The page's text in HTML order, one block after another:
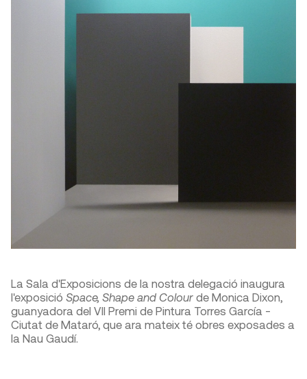
La Sala d'Exposicions de la nostra delegació inaugura
l'exposició Space, Shape and Colour de Monica Dixon,
guanyadora del VII Premi de Pintura Torres García -
Ciutat de Mataró, que ara mateix té obres exposades a
la Nau Gaudí.